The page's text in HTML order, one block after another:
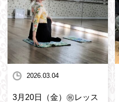
2026.03.04
3月20日（金）㊗️レッス